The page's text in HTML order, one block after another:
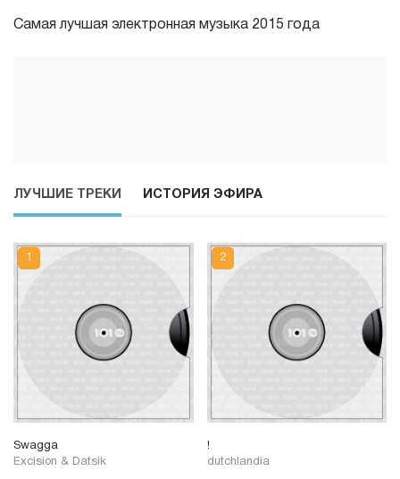
Самая лучшая электронная музыка 2015 года
ЛУЧШИЕ ТРЕКИ ИСТОРИЯ ЭФИРА
Swagga
Excision & Datsik
!
dutchlandia